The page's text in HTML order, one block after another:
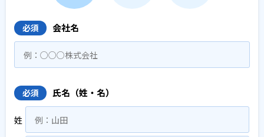
必須 会社名
必須 氏名（姓・名）
姓